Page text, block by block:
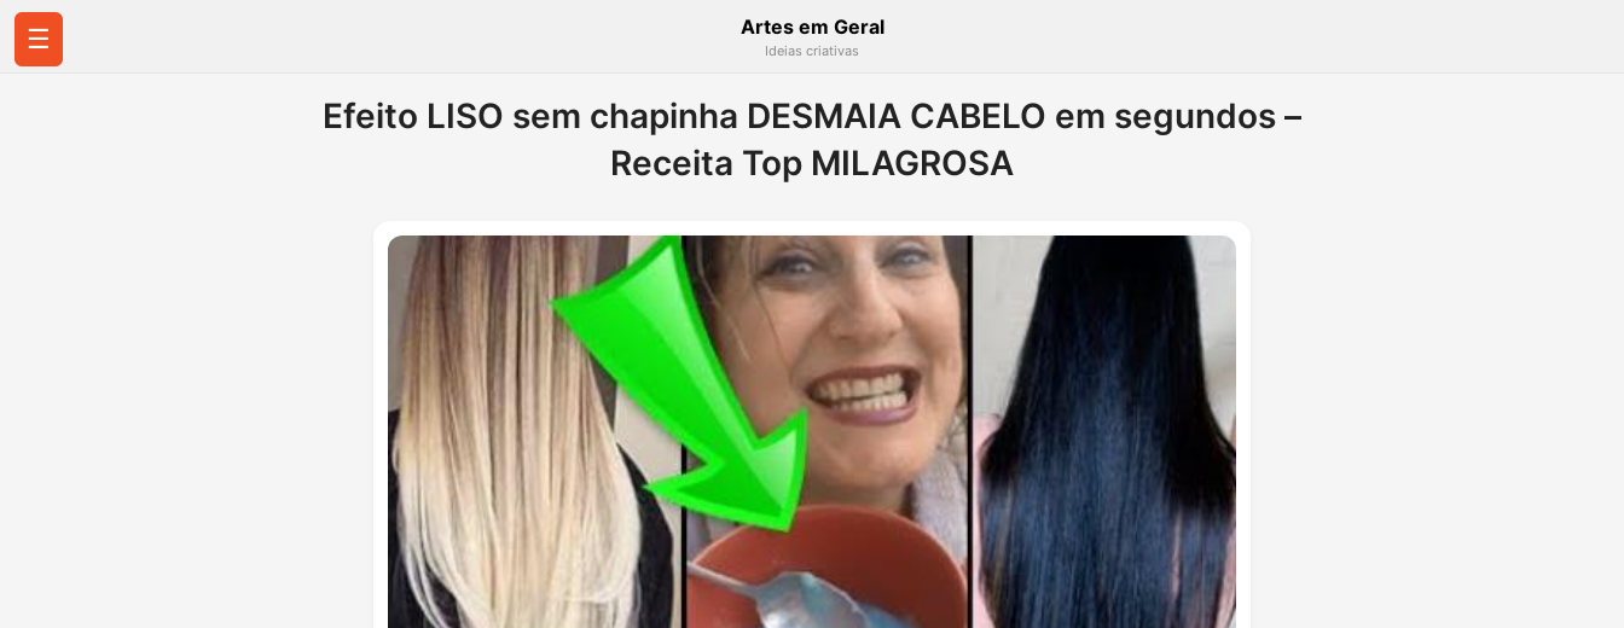
☰ Artes em Geral
Ideias criativas
Efeito LISO sem chapinha DESMAIA CABELO em segundos –
Receita Top MILAGROSA